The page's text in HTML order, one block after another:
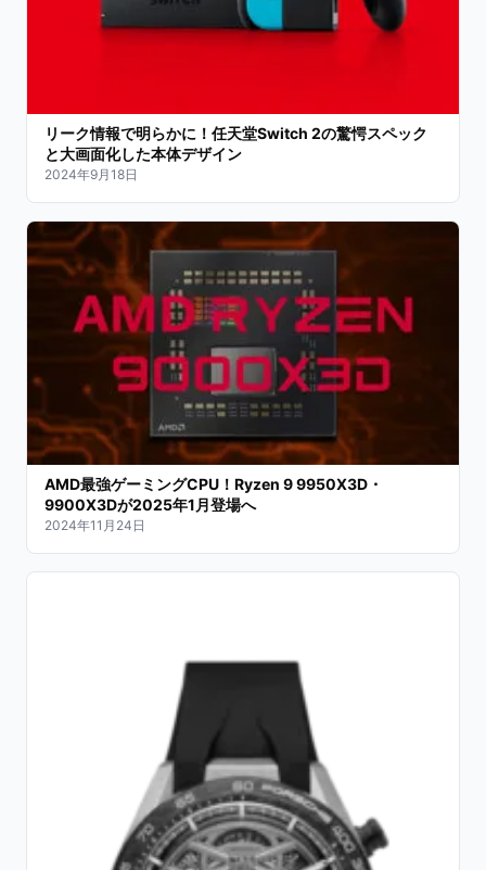
リーク情報で明らかに！任天堂Switch 2の驚愕スペック
と大画面化した本体デザイン
2024年9月18日
AMD最強ゲーミングCPU！Ryzen 9 9950X3D・
9900X3Dが2025年1月登場へ
2024年11月24日